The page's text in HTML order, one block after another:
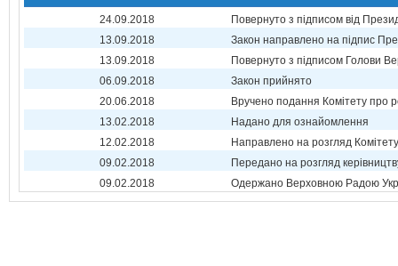
24.09.2018
Повернуто з підписом від
13.09.2018
Закон направлено на підпис
13.09.2018
Повернуто з підписом Голови
06.09.2018
Закон прийнято
20.06.2018
Вручено подання Комітету про
13.02.2018
Надано для ознайомлення
12.02.2018
Направлено на розгляд Комітету
09.02.2018
Передано на розгляд
09.02.2018
Одержано Верховною Радою